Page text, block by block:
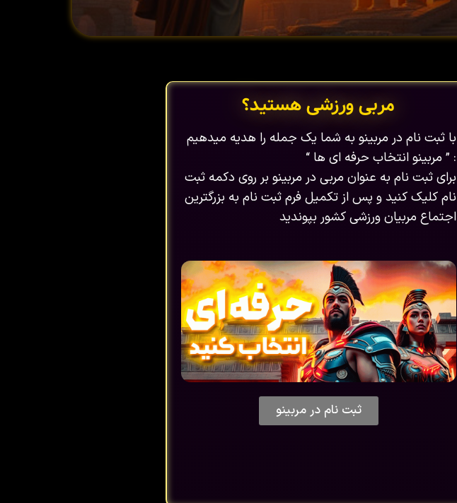
مربی ورزشی هستید؟
با ثبت نام در مربینو به شما یک جمله را هدیه میدهیم
: ” مربینو انتخاب حرفه ای ها “
برای ثبت نام به عنوان مربی در مربینو بر روی دکمه ثبت
نام کلیک کنید و پس از تکمیل فرم ثبت نام به بزرگترین
اجتماع مربیان ورزشی کشور بپوندید
ثبت نام در مربینو